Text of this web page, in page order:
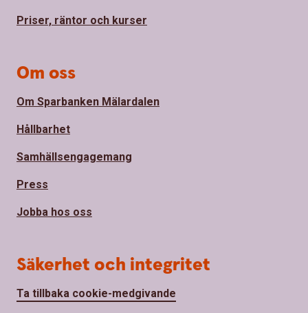
Priser, räntor och kurser
Om oss
Om Sparbanken Mälardalen
Hållbarhet
Samhällsengagemang
Press
Jobba hos oss
Säkerhet och integritet
Ta tillbaka cookie-medgivande